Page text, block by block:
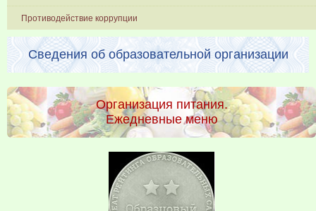
Противодействие коррупции
Сведения об образовательной организации
Организация питания.
Ежедневные меню